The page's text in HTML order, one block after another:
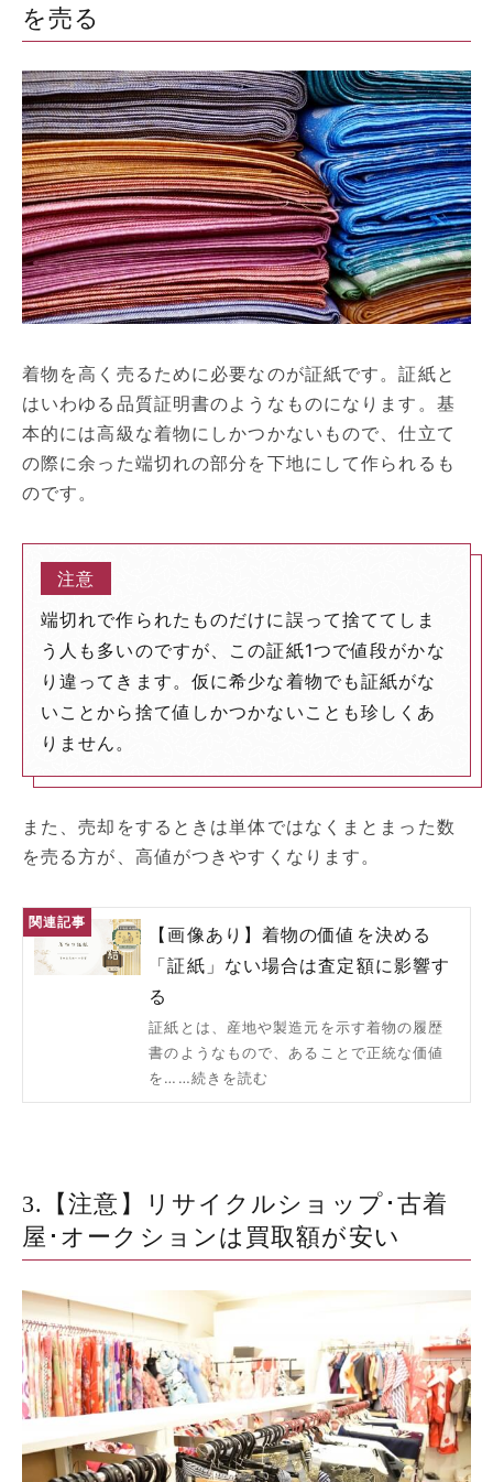
を売る
着物を高く売るために必要なのが証紙です。証紙と
はいわゆる品質証明書のようなものになります。基
本的には高級な着物にしかつかないもので、仕立て
の際に余った端切れの部分を下地にして作られるも
のです。
端切れで作られたものだけに誤って捨ててしま
う人も多いのですが、この証紙1つで値段がかな
り違ってきます。仮に希少な着物でも証紙がな
いことから捨て値しかつかないことも珍しくあ
りません。
また、売却をするときは単体ではなくまとまった数
を売る方が、高値がつきやすくなります。
【画像あり】着物の価値を決める
「証紙」ない場合は査定額に影響す
る
証紙とは、産地や製造元を示す着物の履歴
書のようなもので、あることで正統な価値
を……続きを読む
3.【注意】リサイクルショップ･古着
屋･オークションは買取額が安い